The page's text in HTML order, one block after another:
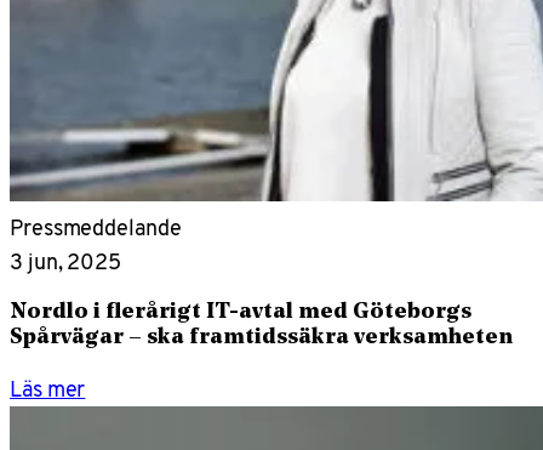
Pressmeddelande
3 jun, 2025
Nordlo i flerårigt IT-avtal med Göteborgs
Spårvägar – ska framtidssäkra verksamheten
Läs mer